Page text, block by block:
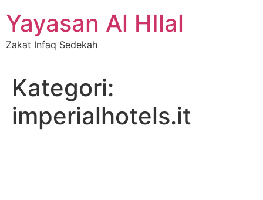
to
content
Yayasan Al HIlal
Zakat Infaq Sedekah
Kategori:
imperialhotels.it